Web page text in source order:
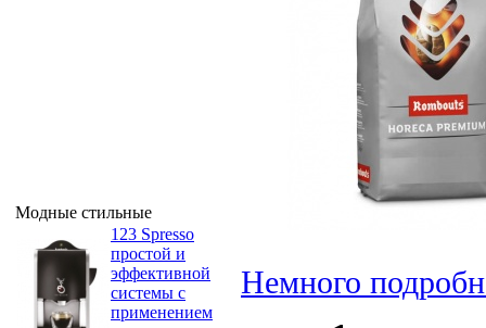
Модные стильные
123 Spresso
простой и
эффективной
системы с
применением
Немного